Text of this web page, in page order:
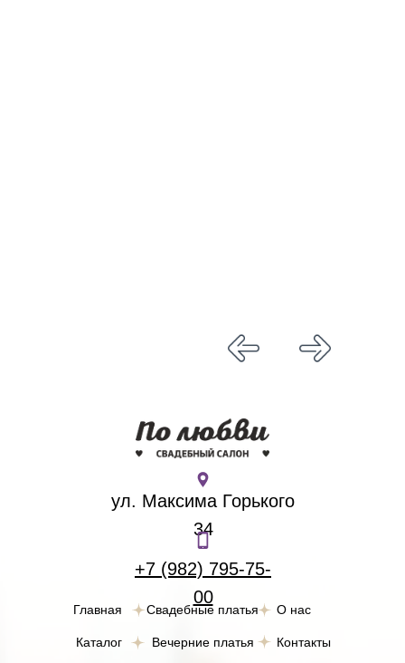
ул. Максима Горького
34
+7 (982) 795-75-
00
Контакты
О нас
Каталог Вечерние платья
Свадебные платья
Главная